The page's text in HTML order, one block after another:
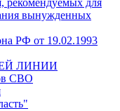
рекомендуемых для
вынужденных
РФ от 19.02.1993
ЛИНИИ
СВО